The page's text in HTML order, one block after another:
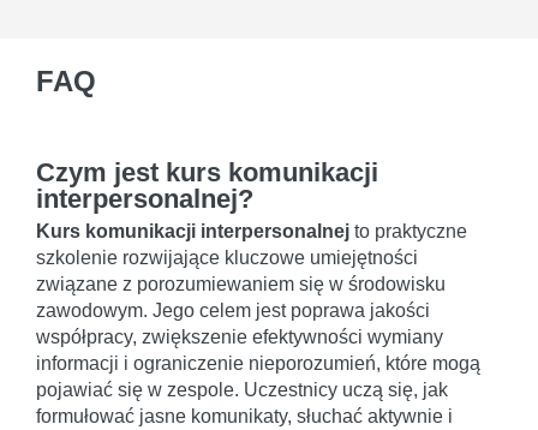
FAQ
Czym jest kurs komunikacji
interpersonalnej?
Kurs komunikacji interpersonalnej to praktyczne
szkolenie rozwijające kluczowe umiejętności
związane z porozumiewaniem się w środowisku
zawodowym. Jego celem jest poprawa jakości
współpracy, zwiększenie efektywności wymiany
informacji i ograniczenie nieporozumień, które mogą
pojawiać się w zespole. Uczestnicy uczą się, jak
formułować jasne komunikaty, słuchać aktywnie i